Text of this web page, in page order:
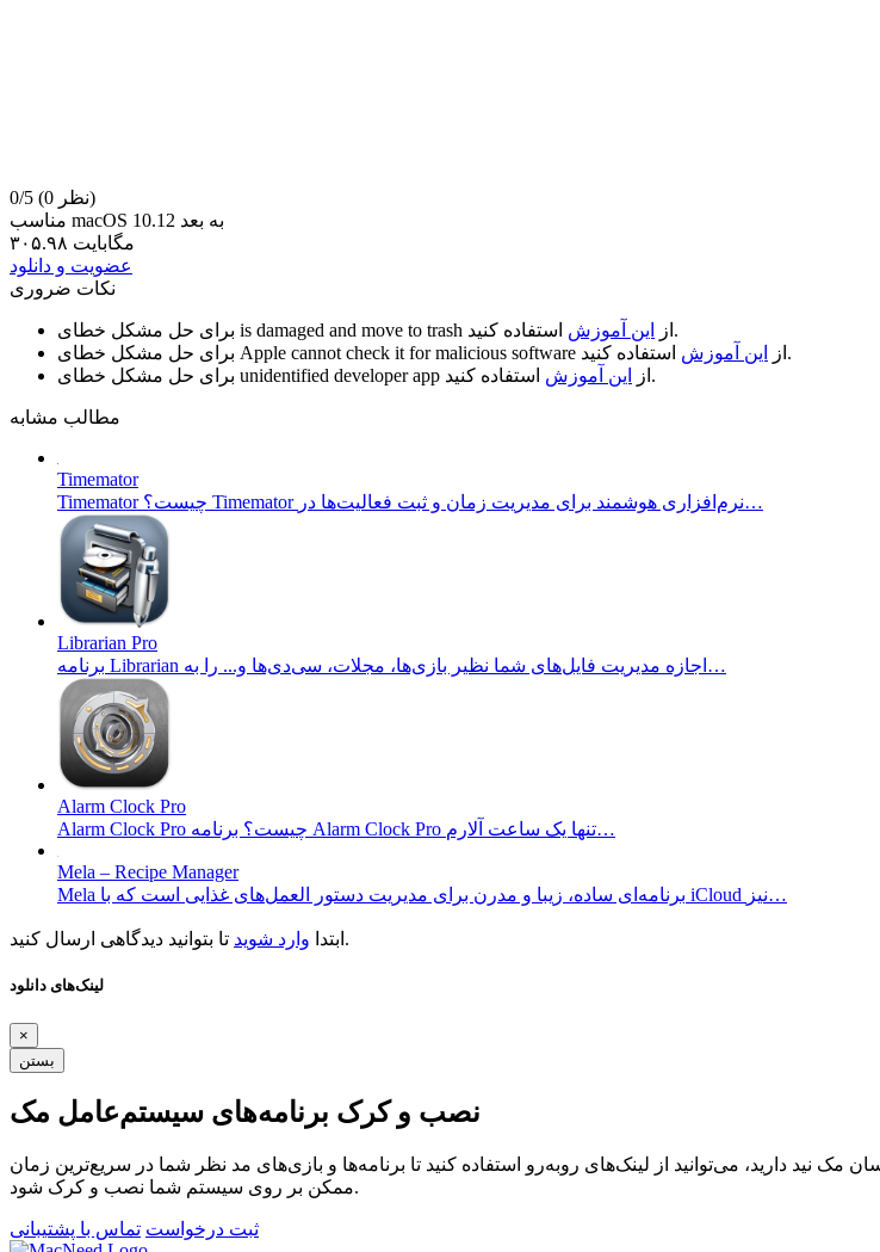
0/5
(0 نظر)
مناسب macOS 10.12 به بعد
۳۰۵.۹۸ مگابایت
عضویت و دانلود
نکات ضروری
is damaged and move to trash از این آموزش
استفاده کنید.
Apple cannot check it for malicious software از این آموزش
استفاده کنید.
unidentified developer app از این آموزش استفاده کنید.
مطالب مشابه
Timemator
Timemator چیست؟ Timemator نرم‌افزاری هوشمند برای مدیریت زمان و ثبت فعالیت‌ها در…
Librarian Pro
برنامه Librarian اجازه مدیریت فایل‌های شما نظیر بازی‌ها، مجلات، سی‌دی‌ها و... را به…
Alarm Clock Pro
Alarm Clock Pro چیست؟ برنامه Alarm Clock Pro تنها یک ساعت آلارم…
Mela – Recipe Manager
Mela برنامه‌ای ساده، زیبا و مدرن برای مدیریت دستور العمل‌های غذایی است که با iCloud نیز…
ابتدا وارد شوید تا بتوانید دیدگاهی ارسال کنید.
لینک‌های دانلود
×
بستن
نصب و کرک برنامه‌های سیستم‌عامل مک
دارید، می‌توانید از لینک‌های رو‌به‌رو استفاده کنید تا برنامه‌ها و بازی‌های مد نظر شما در سریع‌ترین زمان
ممکن بر روی سیستم شما نصب و کرک شود.
ثبت درخواست تماس با پشتیبانی